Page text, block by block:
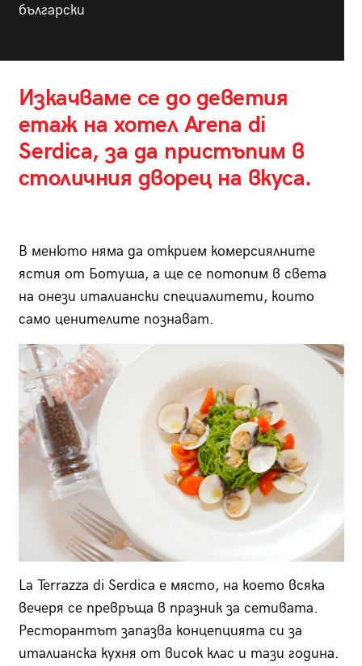
български
Изкачваме се до деветия
етаж на хотел Arena di
Serdica, за да пристъпим в
столичния дворец на вкуса.
В менюто няма да открием комерсиялните
ястия от Ботуша, а ще се потопим в света
на онези италиански специалитети, които
само ценителите познават.
La Terrazza di Serdica е място, на което всяка
вечеря се превръща в празник за сетивата.
Ресторантът запазва концепцията си за
италианска кухня от висок клас и тази година.